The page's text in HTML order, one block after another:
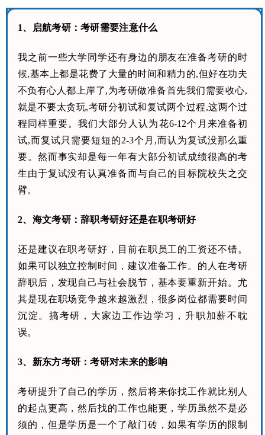
1、启航考研：考研需要注意什么
我之前一些大学同学还有身边的朋友在准备考研的时
候,基本上都是花费了大量的时间和精力的,但好在功夫
不负有心人都上岸了,为考研做准备首先我们需要收心,
就是不要太贪玩,考研分初试和复试两个过程,这两个过
程同样重要。我们大部分人认为花6-12个月来准备初
试,而复试只需要短短的2-3个月,而认为复试没那么重
要。然而事实却是每一年有大部分初试成绩很高的考
生由于复试没有认真准备而与自己的目标院校失之交
臂。
2、海文考研：辞职考研好还是在职考研好
还是建议在职考研好，目前在职员工的工资还不错。
如果可以独立控制时间，建议准备工作。的人在考研
辞职后，发现自己与社会脱节，基本要重新开始。尤
其是现在职场竞争越来越激烈，很多岗位都需要时间
沉淀。搞考研，大家边工作边学习，升职加薪不耽
误。
3、新东方考研：考研对未来的影响
考研提升了自己的学历，然后将来你找工作就比别人
的起点更高，然后找的工作也能更，学历虽然不是必
须的，但是学历是一个了敲门砖，如果有学历的限制